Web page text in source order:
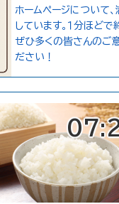
ホームページについて
しています。１分ほどで
ぜひ多くの皆さんのご
ださい！